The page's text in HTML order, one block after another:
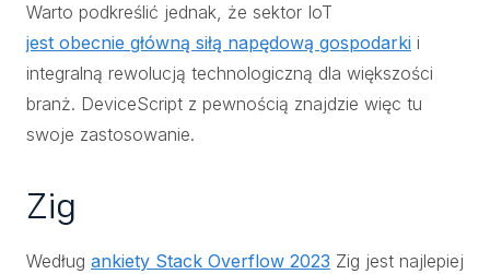
Warto podkreślić jednak, że sektor IoT
jest obecnie główną siłą napędową gospodarki i
integralną rewolucją technologiczną dla większości
branż. DeviceScript z pewnością znajdzie więc tu
swoje zastosowanie.
Zig
Według ankiety Stack Overflow 2023 Zig jest najlepiej